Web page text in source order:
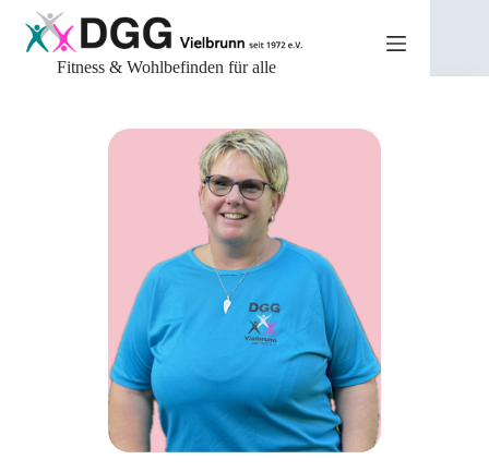
Inhalt
springen
Fitness & Wohlbefinden für alle